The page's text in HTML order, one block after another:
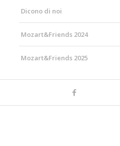
Dicono di noi
Mozart&Friends 2024
Mozart&Friends 2025